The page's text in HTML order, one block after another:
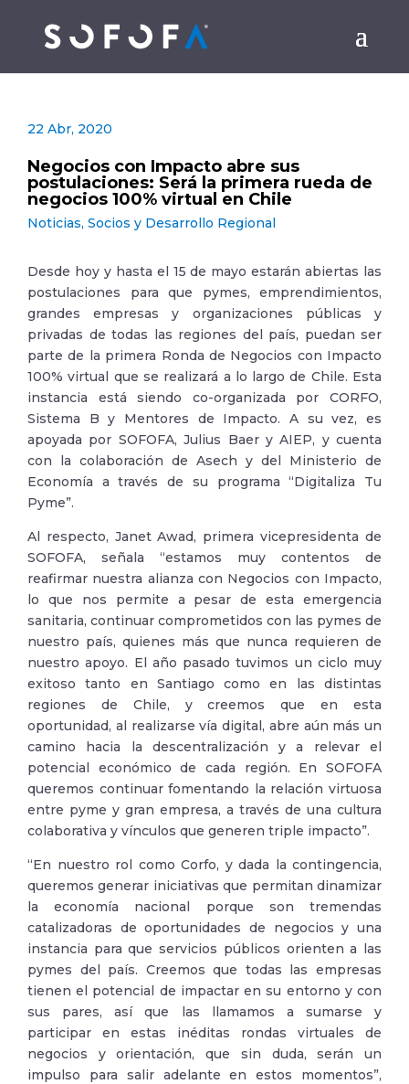
22 Abr, 2020
Negocios con Impacto abre sus
postulaciones: Será la primera rueda de
negocios 100% virtual en Chile
Noticias, Socios y Desarrollo Regional
Desde hoy y hasta el 15 de mayo estarán abiertas las
postulaciones para que pymes, emprendimientos,
grandes empresas y organizaciones públicas y
privadas de todas las regiones del país, puedan ser
parte de la primera Ronda de Negocios con Impacto
100% virtual que se realizará a lo largo de Chile. Esta
instancia está siendo co-organizada por CORFO,
Sistema B y Mentores de Impacto. A su vez, es
apoyada por SOFOFA, Julius Baer y AIEP, y cuenta
con la colaboración de Asech y del Ministerio de
Economía a través de su programa “Digitaliza Tu
Pyme”.
Al respecto, Janet Awad, primera vicepresidenta de
SOFOFA, señala “estamos muy contentos de
reafirmar nuestra alianza con Negocios con Impacto,
lo que nos permite a pesar de esta emergencia
sanitaria, continuar comprometidos con las pymes de
nuestro país, quienes más que nunca requieren de
nuestro apoyo. El año pasado tuvimos un ciclo muy
exitoso tanto en Santiago como en las distintas
regiones de Chile, y creemos que en esta
oportunidad, al realizarse vía digital, abre aún más un
camino hacia la descentralización y a relevar el
potencial económico de cada región. En SOFOFA
queremos continuar fomentando la relación virtuosa
entre pyme y gran empresa, a través de una cultura
colaborativa y vínculos que generen triple impacto”.
“En nuestro rol como Corfo, y dada la contingencia,
queremos generar iniciativas que permitan dinamizar
la economía nacional porque son tremendas
catalizadoras de oportunidades de negocios y una
instancia para que servicios públicos orienten a las
pymes del país. Creemos que todas las empresas
tienen el potencial de impactar en su entorno y con
sus pares, así que las llamamos a sumarse y
participar en estas inéditas rondas virtuales de
negocios y orientación, que sin duda, serán un
impulso para salir adelante en estos momentos”,